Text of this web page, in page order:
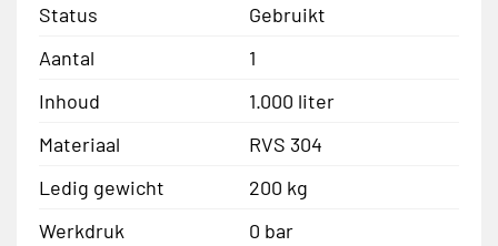
Status
Gebruikt
Aantal
1
Inhoud
1.000 liter
Materiaal
RVS 304
Ledig gewicht
200 kg
Werkdruk
0 bar